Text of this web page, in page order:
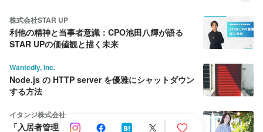
株式会社STAR UP
利他の精神と当事者意識：CPO池田八輝が語る
STAR UPの価値観と描く未来
Wantedly, Inc.
Node.js の HTTP server を優雅にシャットダウン
する方法
イタンジ株式会社
「入居者管理くん」PdM、導入企業の課題解決へ